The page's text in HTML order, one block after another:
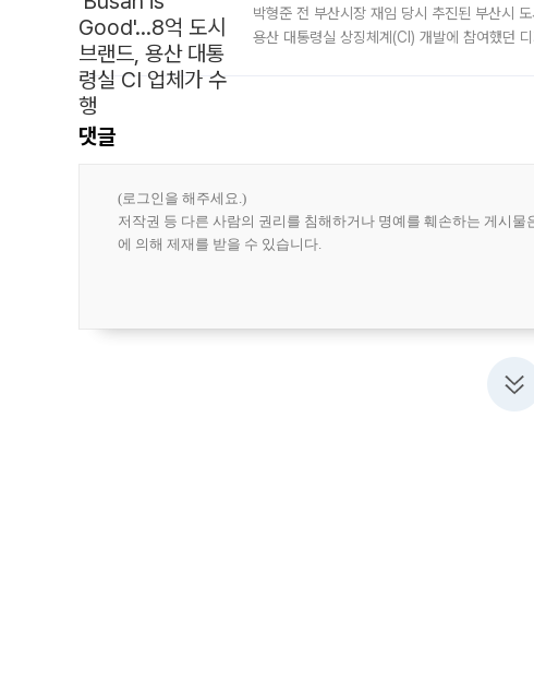
박형준 전 부산시장 재임 당시 추진된 부산시
용산 대통령실 상징체계(CI) 개발에 참여했던
댓글